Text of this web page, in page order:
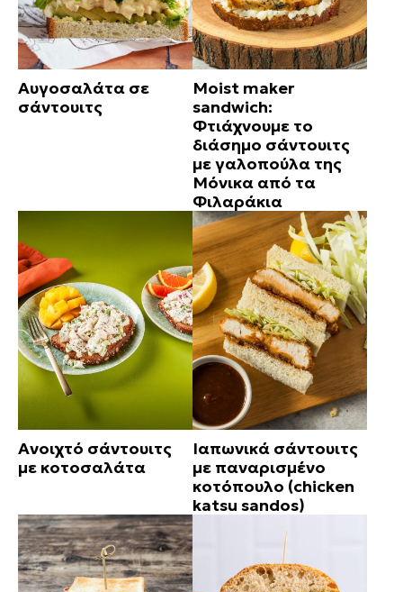
Αυγοσαλάτα σε
σάντουιτς
Moist maker
sandwich:
Φτιάχνουμε το
διάσημο σάντουιτς
με γαλοπούλα της
Μόνικα από τα
Φιλαράκια
Ανοιχτό σάντουιτς
με κοτοσαλάτα
Ιαπωνικά σάντουιτς
με παναρισμένο
κοτόπουλο (chicken
katsu sandos)